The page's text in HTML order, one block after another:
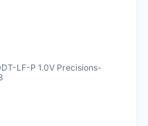
LF-P 1.0V Precisions-